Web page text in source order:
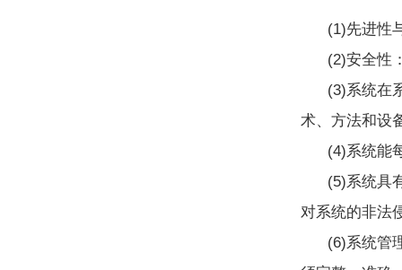
(1)先进性
(2)安全性
(3)系统在
术、方法和设
(4)系统能
(5)系统具
对系统的非法
(6)系统管